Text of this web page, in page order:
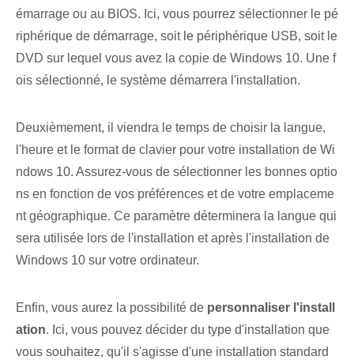
émarrage ou au BIOS. Ici, vous pourrez sélectionner le pé
riphérique de démarrage, soit le périphérique USB, soit le
DVD sur lequel vous avez la copie de Windows 10. Une f
ois sélectionné, le système démarrera l'installation.
Deuxièmement, il viendra le temps de choisir la langue,
l'heure et le format de clavier pour votre installation de Wi
ndows 10. Assurez-vous de sélectionner les bonnes optio
ns en fonction de vos préférences et de votre emplaceme
nt géographique. ⁤Ce paramètre déterminera la langue qui
sera utilisée lors de l'installation et‌ après l'installation de
Windows 10⁤ sur votre ordinateur.
Enfin, vous aurez la possibilité de‌ personnaliser l'install
ation⁤. ⁣Ici, vous pouvez décider du type d'installation que
vous souhaitez, qu'il s'agisse d'une installation standard‌